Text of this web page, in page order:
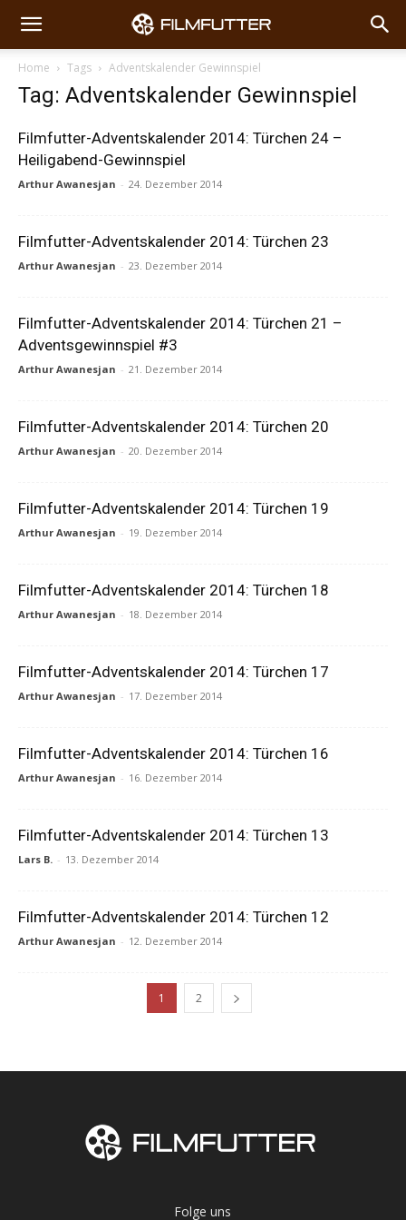
Home Tags Adventskalender Gewinnspiel
Tag: Adventskalender Gewinnspiel
Filmfutter-Adventskalender 2014: Türchen 24 –
Heiligabend-Gewinnspiel
Arthur Awanesjan - 24. Dezember 2014
Filmfutter-Adventskalender 2014: Türchen 23
Arthur Awanesjan - 23. Dezember 2014
Filmfutter-Adventskalender 2014: Türchen 21 –
Adventsgewinnspiel #3
Arthur Awanesjan - 21. Dezember 2014
Filmfutter-Adventskalender 2014: Türchen 20
Arthur Awanesjan - 20. Dezember 2014
Filmfutter-Adventskalender 2014: Türchen 19
Arthur Awanesjan - 19. Dezember 2014
Filmfutter-Adventskalender 2014: Türchen 18
Arthur Awanesjan - 18. Dezember 2014
Filmfutter-Adventskalender 2014: Türchen 17
Arthur Awanesjan - 17. Dezember 2014
Filmfutter-Adventskalender 2014: Türchen 16
Arthur Awanesjan - 16. Dezember 2014
Filmfutter-Adventskalender 2014: Türchen 13
Lars B. - 13. Dezember 2014
Filmfutter-Adventskalender 2014: Türchen 12
Arthur Awanesjan - 12. Dezember 2014
1 2
Folge uns